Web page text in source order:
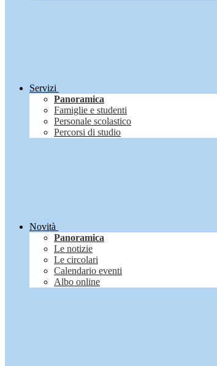
Servizi
Panoramica
Famiglie e studenti
Personale scolastico
Percorsi di studio
Novità
Panoramica
Le notizie
Le circolari
Calendario eventi
Albo online